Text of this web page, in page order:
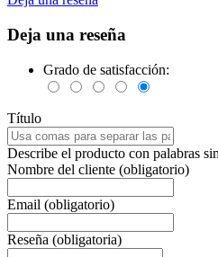
Deja una reseña
Grado de satisfacción:
Título
Describe el producto con palabras
Nombre del cliente (obligatorio)
Email (obligatorio)
Reseña (obligatoria)